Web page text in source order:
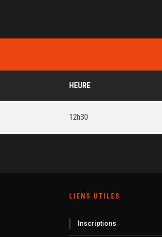
HEURE
12h30
LIENS UTILES
Inscriptions